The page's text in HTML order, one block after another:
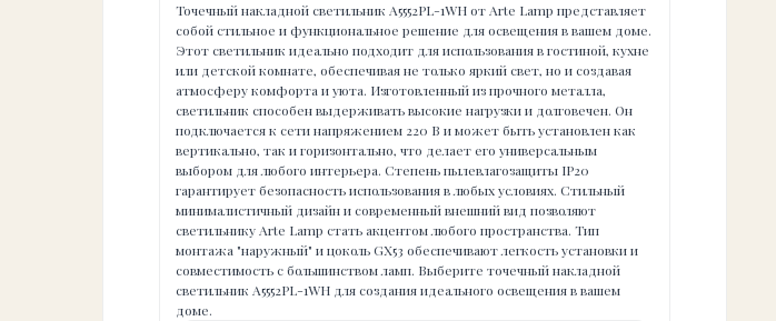
Точечный накладной светильник A5552PL-1WH от Arte Lamp представляет
собой стильное и функциональное решение для освещения в вашем доме.
Этот светильник идеально подходит для использования в гостиной, кухне
или детской комнате, обеспечивая не только яркий свет, но и создавая
атмосферу комфорта и уюта. Изготовленный из прочного металла,
светильник способен выдерживать высокие нагрузки и долговечен. Он
подключается к сети напряжением 220 В и может быть установлен как
вертикально, так и горизонтально, что делает его универсальным
выбором для любого интерьера. Степень пылевлагозащиты IP20
гарантирует безопасность использования в любых условиях. Стильный
минималистичный дизайн и современный внешний вид позволяют
светильнику Arte Lamp стать акцентом любого пространства. Тип
монтажа "наружный" и цоколь GX53 обеспечивают легкость установки и
совместимость с большинством ламп. Выберите точечный накладной
светильник A5552PL-1WH для создания идеального освещения в вашем
доме.